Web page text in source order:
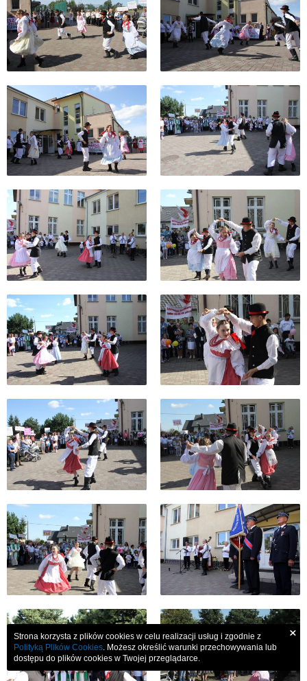
Strona korzysta z plików cookies w celu realizacji usług i zgodnie z
Polityką Plików Cookies. Możesz określić warunki przechowywania lub
dostępu do plików cookies w Twojej przeglądarce.
×